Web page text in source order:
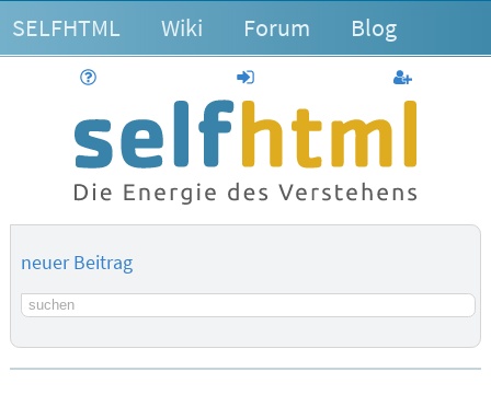
SELFHTML Wiki Forum Blog
anmelden
neuer Beitrag
Suchbegriff